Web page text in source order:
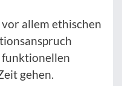
allem ethischen
funktionellen
gehen.